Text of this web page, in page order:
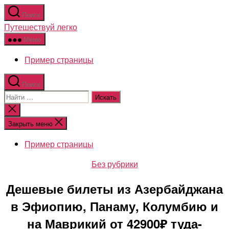
Перейти
к
содержимому
Поиск
Путешествуй легко
Меню
Пример страницы
Поиск
Поиск:
Закрыть
поиск
Закрыть меню
Пример страницы
Рубрики
Без рубрики
Дешевые билеты из Азербайджана
в Эфиопию, Панаму, Колумбию и
на Маврикий от 42900₽ туда-